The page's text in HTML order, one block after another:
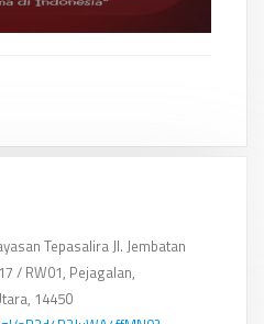
Konghucu Indonesia (GEMAKU)
Tepasalira Jl. Jembatan
/ RW01, Pejagalan,
14450